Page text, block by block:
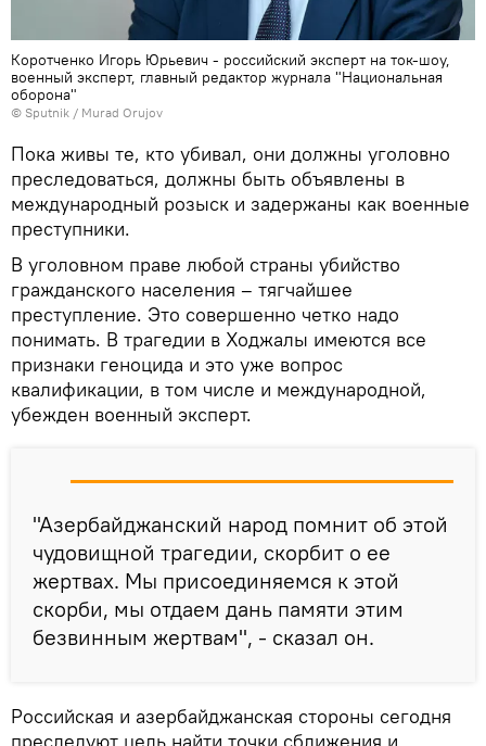
Коротченко Игорь Юрьевич - российский эксперт на ток-шоу,
военный эксперт, главный редактор журнала "Национальная
оборона"
© Sputnik / Murad Orujov
Пока живы те, кто убивал, они должны уголовно
преследоваться, должны быть объявлены в
международный розыск и задержаны как военные
преступники.
В уголовном праве любой страны убийство
гражданского населения – тягчайшее
преступление. Это совершенно четко надо
понимать. В трагедии в Ходжалы имеются все
признаки геноцида и это уже вопрос
квалификации, в том числе и международной,
убежден военный эксперт.
"Азербайджанский народ помнит об этой
чудовищной трагедии, скорбит о ее
жертвах. Мы присоединяемся к этой
скорби, мы отдаем дань памяти этим
безвинным жертвам", - сказал он.
Российская и азербайджанская стороны сегодня